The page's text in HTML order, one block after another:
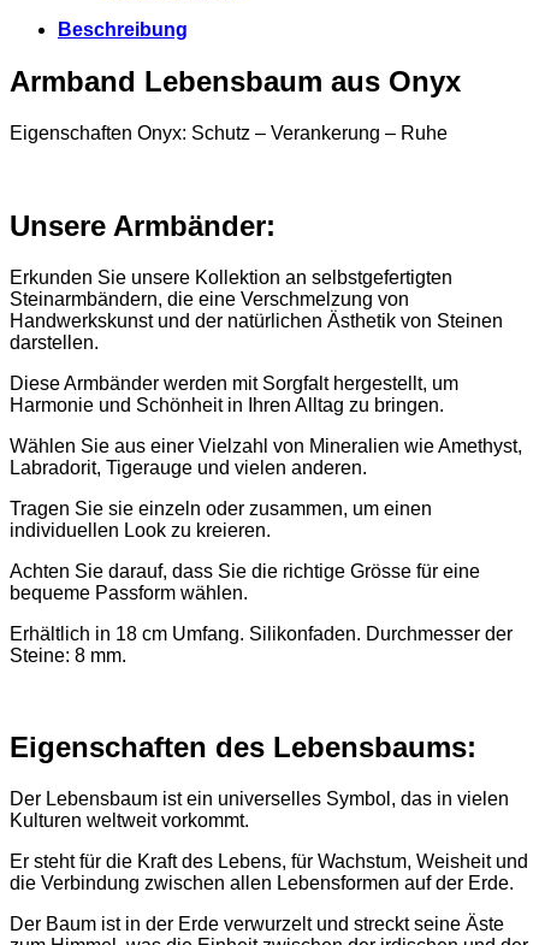
Beschreibung
Armband Lebensbaum aus Onyx
Eigenschaften Onyx: Schutz – Verankerung – Ruhe
Unsere Armbänder:
Erkunden Sie unsere Kollektion an selbstgefertigten
Steinarmbändern, die eine Verschmelzung von
Handwerkskunst und der natürlichen Ästhetik von Steinen
darstellen.
Diese Armbänder werden mit Sorgfalt hergestellt, um
Harmonie und Schönheit in Ihren Alltag zu bringen.
Wählen Sie aus einer Vielzahl von Mineralien wie Amethyst,
Labradorit, Tigerauge und vielen anderen.
Tragen Sie sie einzeln oder zusammen, um einen
individuellen Look zu kreieren.
Achten Sie darauf, dass Sie die richtige Grösse für eine
bequeme Passform wählen.
Erhältlich in 18 cm Umfang. Silikonfaden. Durchmesser der
Steine: 8 mm.
Eigenschaften des Lebensbaums:
Der Lebensbaum ist ein universelles Symbol, das in vielen
Kulturen weltweit vorkommt.
Er steht für die Kraft des Lebens, für Wachstum, Weisheit und
die Verbindung zwischen allen Lebensformen auf der Erde.
Der Baum ist in der Erde verwurzelt und streckt seine Äste